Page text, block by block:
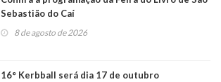
Sebastião do Caí
8 de agosto de 2026
16° Kerbball será dia 17 de outubro